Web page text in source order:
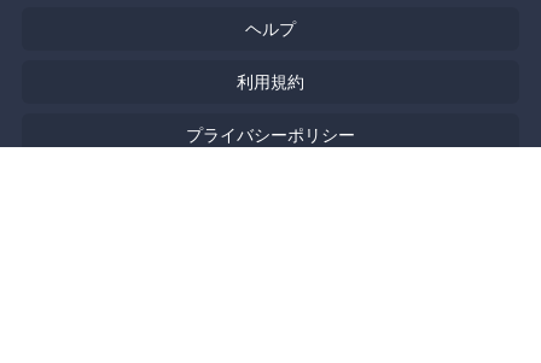
ヘルプ
利用規約
プライバシーポリシー